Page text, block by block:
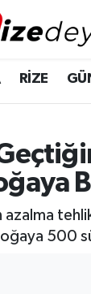
RİZE
azalma
500
Durumu